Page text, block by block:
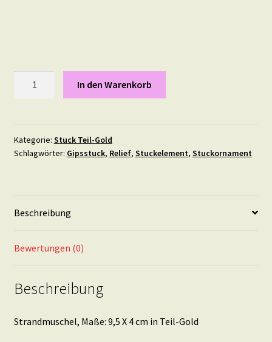
4
cm
Menge
In den Warenkorb
Kategorie: Stuck Teil-Gold
Schlagwörter: Gipsstuck, Relief, Stuckelement, Stuckornament
Beschreibung
Bewertungen (0)
Beschreibung
Strandmuschel, Maße: 9,5 X 4 cm in Teil-Gold